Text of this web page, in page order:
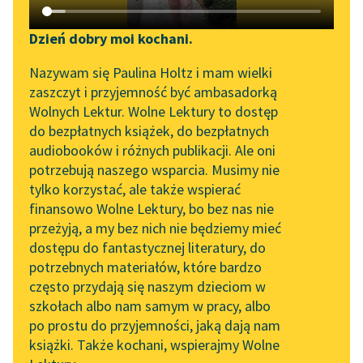
Katalog DAISY
Podkasty o książkach
Zgłoś brak utworu
Aktualności
Zapraszamy na spotkanie
online z tłumaczkami
literatury skandynawskiej
Spotkanie z Katarzyną
Tunkiel w Oslo
Wolne Lektury na 32.
Pol’and’Rock Festivalu
„Kochanek Lady
Chatterley” do słuchania
na Wolnych Lekturach
Nowy audiobook –
Narzędzia
Mapa Wolnych Lektur
Leśmianator
Przewodnik dla piszących i
czytających
API
OAI-PMH
Widget Wolnych Lektur
Przypisy
Dzień dobry moi kochani.
Nazywam się Paulina Holtz i mam wielki
zaszczyt i przyjemność być ambasadorką
Wolnych Lektur. Wolne Lektury to dostęp
do bezpłatnych książek, do bezpłatnych
audiobooków i różnych publikacji. Ale oni
potrzebują naszego wsparcia. Musimy nie
tylko korzystać, ale także wspierać
finansowo Wolne Lektury, bo bez nas nie
przeżyją, a my bez nich nie będziemy mieć
dostępu do fantastycznej literatury, do
potrzebnych materiałów, które bardzo
często przydają się naszym dzieciom w
szkołach albo nam samym w pracy, albo
po prostu do przyjemności, jaką dają nam
książki. Także kochani, wspierajmy Wolne
pobierz książkę
czytaj online
„Wszystko, co nam się trafia dobrego lub złego na
ziemi, jest zapisane w górze. Czy zna pan jaki sposób,
aby wymazać to pismo?” — pyta tytułowy Kubuś,
wyrażając w tych słowach swoje filozoficzne